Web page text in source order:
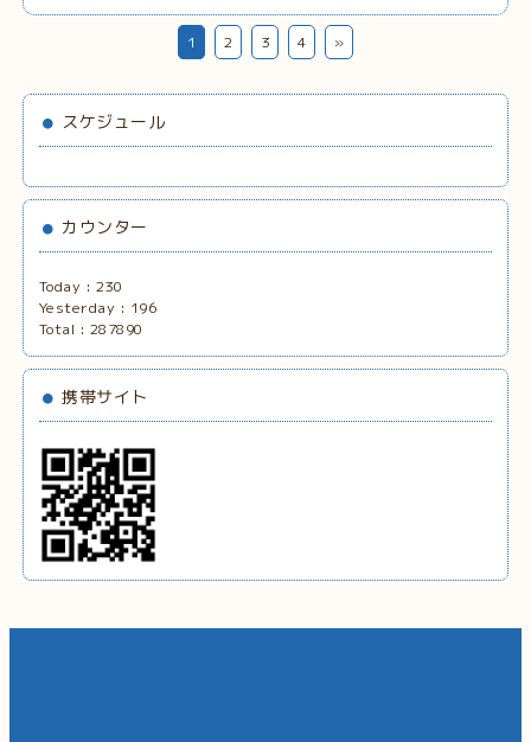
1 2 3 4 »
スケジュール
カウンター
Today : 230
Yesterday : 196
Total : 287890
携帯サイト